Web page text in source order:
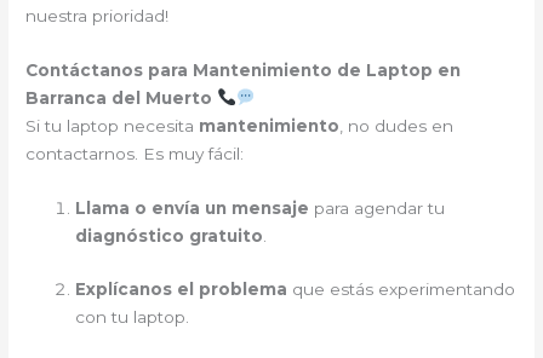
nuestra prioridad!
Contáctanos para Mantenimiento de Laptop en
Barranca del Muerto
Si tu laptop necesita mantenimiento , no dudes en
contactarnos. Es muy fácil:
Llama o envía un mensaje para agendar tu
diagnóstico gratuito
Explícanos el problema que estás experimentando
con tu laptop.